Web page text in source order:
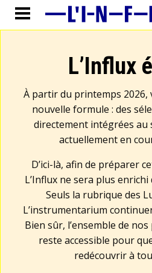
L’Influx
À partir du printemps 2026,
nouvelle formule : des
directement intégrées au
actuellement en
D’ici-là, afin de préparer
L’Influx ne sera plus
Seuls la rubrique des
L’instrumentarium
Bien sûr, l’ensemble de
reste accessible pour
redécouvrir à